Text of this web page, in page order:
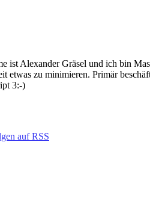
Alexander Gräsel und ich bin
etwas zu minimieren. Primär
3:-)